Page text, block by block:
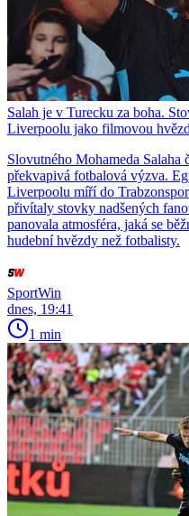
Salah je v Turecku za boha.
Liverpoolu jako filmovou
Slovutného Mohameda Salaha
překvapivá fotbalová výzva.
Liverpoolu míří do
přivítaly stovky nadšených
panovala atmosféra, jaká se
hudební hvězdy než fotbalisty.
SportWin
dnes, 19:41
1 min